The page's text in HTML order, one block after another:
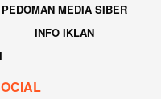
PEDOMAN MEDIA SIBER
INFO IKLAN